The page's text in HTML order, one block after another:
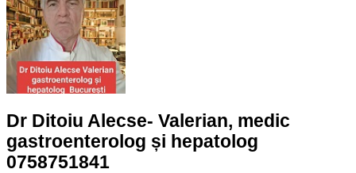
Dr Ditoiu Alecse- Valerian, medic
gastroenterolog și hepatolog
0758751841